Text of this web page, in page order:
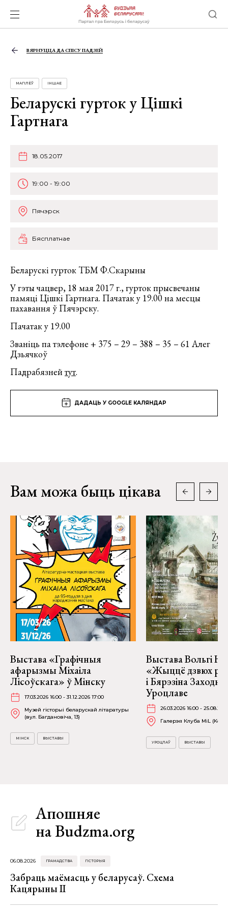
ВЯРНУЦЦА ДА СПІСУ ПАДЗЕЙ
МАГІЛЁЎ ІНШАЕ
Беларускі гурток у Цішкі
Гартнага
18.05.2017
19:00 - 19:00
Пячэрск
Бясплатнае
Беларускі гурток ТБМ Ф.Скарыны
У гэты чацвер, 18 мая 2017 г., гурток прысвечаны
памяці Цішкі Гартнага. Пачатак у 19.00 на месцы
пахавання ў Пячэрску.
Пачатак у 19.00
Званіць па тэлефоне + 375 – 29 – 388 – 35 – 61 Алег
Дзьячкоў
Падрабязнейтут.
ДАДАЦЬ У GOOGLE КАЛЯНДАР
Вам можа быць цікава
Выстава «Графічныя
афарызмы Міхаіла
Лісоўскага» ў Мінску
17.03.2026 16:00 - 31.12.2026 17:00
Музей гісторыі беларускай літаратуры
(вул. Багдановіча, 13)
МІНСК ВЫСТАВЫ
Выстава Вольгі
«Жыццё дзвюх
і Бярэзіна
Уроцлаве
26.03.2026 16:00 -
Галерэя Клуба MiL
УРОЦЛАЎ ВЫСТАВЫ
Апошняе
на Budzma.org
06.08.2026 ГРАМАДСТВА ГІСТОРЫЯ
Забраць маёмасць у беларусаў. Схема
Кацярыны ІІ